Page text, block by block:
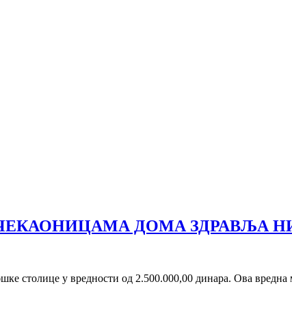
ДОМА ЗДРАВЉА
столице у вредности од 2.500.000,00 динара. Ова